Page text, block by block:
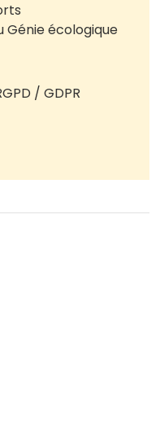
Génie écologique
/ GDPR